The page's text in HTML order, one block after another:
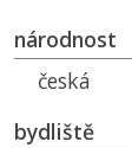
národnost
česká
bydliště